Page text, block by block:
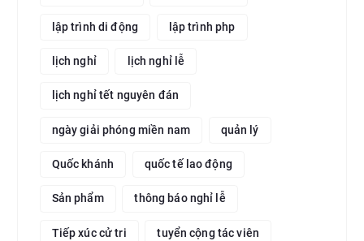
lập trình di động lập trình php
lịch nghỉ lịch nghỉ lễ
lịch nghỉ tết nguyên đán
ngày giải phóng miền nam quản lý
Quốc khánh quốc tế lao động
Sản phẩm thông báo nghỉ lễ
Tiếp xúc cử tri tuyển cộng tác viên